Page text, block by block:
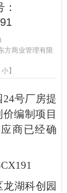
方商业管理有限
小】
号厂房提
编制项目
商已经确
湖科创园